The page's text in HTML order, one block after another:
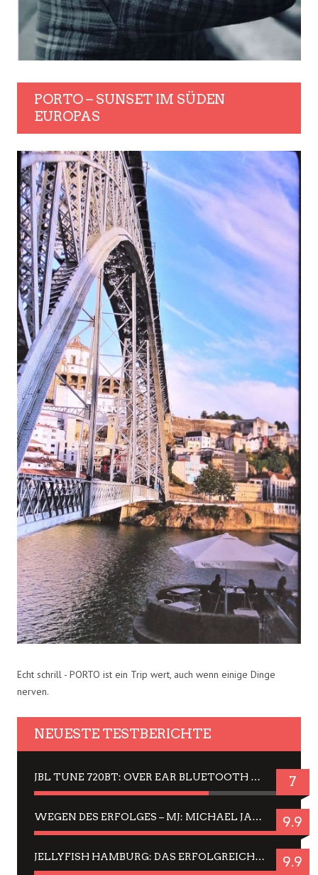
PORTO – SUNSET IM SÜDEN
EUROPAS
Echt schrill - PORTO ist ein Trip wert, auch wenn einige Dinge
nerven.
NEUESTE TESTBERICHTE
JBL TUNE 720BT: OVER EAR BLUETOOTH KOPFHÖRER UM DIE 50,-€ IM DAUER-TEST 7
WEGEN DES ERFOLGES – MJ: MICHAEL JACKSON MUSICAL IN EINER MATINEE SEHEN 9.9
JELLYFISH HAMBURG: DAS ERFOLGREICHE SOMMER-MENÜ 2025 IN GEFÜHLEN UND BILDERN 9.9